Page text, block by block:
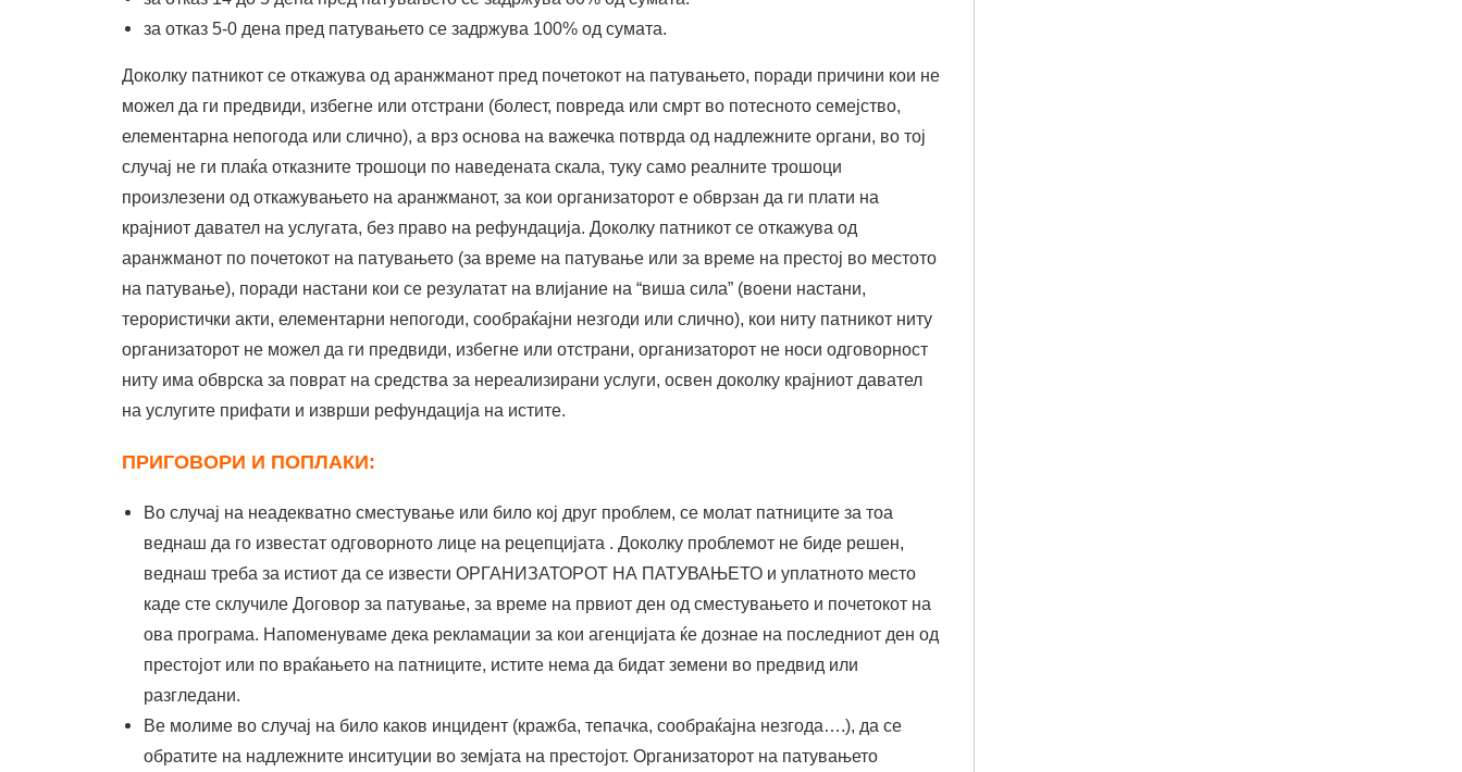
за отказ 5-0 дена пред патувањето се задржува 100% од сумата.
Доколку патникот се откажува од аранжманот пред почетокот на патувањето, поради причини кои не
можел да ги предвиди, избегне или отстрани (болест, повреда или смрт во потесното семејство,
елементарна непогода или слично), а врз основа на важечка потврда од надлежните органи, во тој
случај не ги плаќа отказните трошоци по наведената скала, туку само реалните трошоци
произлезени од откажувањето на аранжманот, за кои организаторот е обврзан да ги плати на
крајниот давател на услугата, без право на рефундација. Доколку патникот се откажува од
аранжманот по почетокот на патувањето (за време на патување или за време на престој во местото
на патување), поради настани кои се резулатат на влијание на “виша сила” (воени настани,
терористички акти, елементарни непогоди, сообраќајни незгоди или слично), кои ниту патникот ниту
организаторот не можел да ги предвиди, избегне или отстрани, организаторот не носи одговорност
ниту има обврска за поврат на средства за нереализирани услуги, освен доколку крајниот давател
на услугите прифати и изврши рефундација на истите.
ПРИГОВОРИ И ПОПЛАКИ:
Во случај на неадекватно сместување или било кој друг проблем, се молат патниците за тоа
веднаш да го известат одговорното лице на рецепцијата . Доколку проблемот не биде решен,
веднаш треба за истиот да се извести ОРГАНИЗАТОРОТ НА ПАТУВАЊЕТО и уплатното место
каде сте склучиле Договор за патување, за време на првиот ден од сместувањето и почетокот на
ова програма. Напоменуваме дека рекламации за кои агенцијата ќе дознае на последниот ден од
престојот или по враќањето на патниците, истите нема да бидат земени во предвид или
разгледани.
Ве молиме во случај на било каков инцидент (кражба, тепачка, сообраќајна незгода….), да се
обратите на надлежните инситуции во земјата на престојот. Организаторот на патувањето